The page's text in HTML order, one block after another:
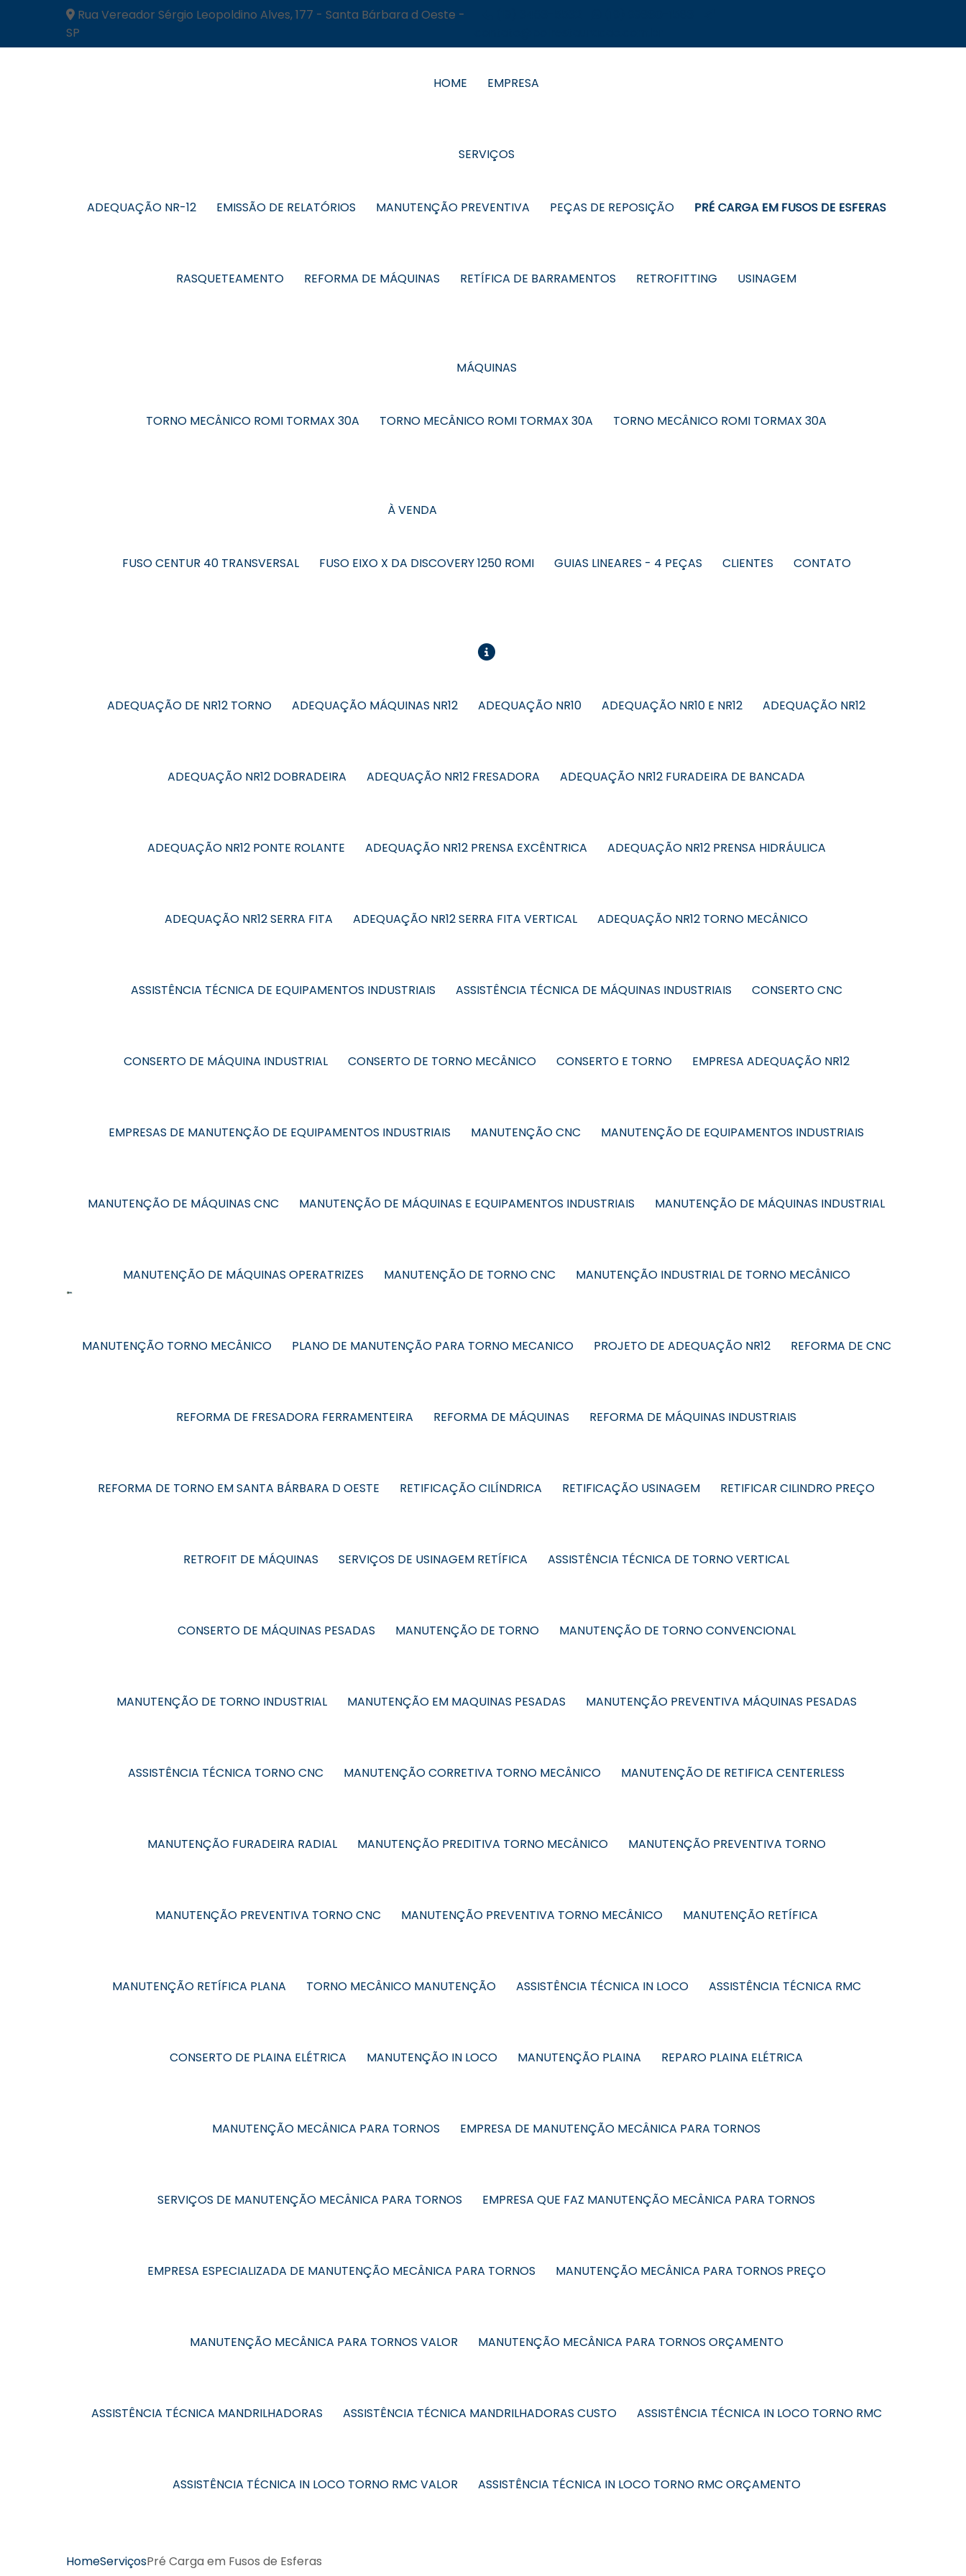
Rua Vereador Sérgio Leopoldino Alves, 177 - Santa Bárbara d Oeste -
SP
HOME EMPRESA
SERVIÇOS
ADEQUAÇÃO NR-12 EMISSÃO DE RELATÓRIOS MANUTENÇÃO PREVENTIVA PEÇAS DE REPOSIÇÃO PRÉ CARGA EM FUSOS DE ESFERAS
RASQUETEAMENTO REFORMA DE MÁQUINAS RETÍFICA DE BARRAMENTOS RETROFITTING USINAGEM
MÁQUINAS
TORNO MECÂNICO ROMI TORMAX 30A TORNO MECÂNICO ROMI TORMAX 30A TORNO MECÂNICO ROMI TORMAX 30A
À VENDA
FUSO CENTUR 40 TRANSVERSAL FUSO EIXO X DA DISCOVERY 1250 ROMI GUIAS LINEARES - 4 PEÇAS CLIENTES CONTATO
ADEQUAÇÃO DE NR12 TORNO ADEQUAÇÃO MÁQUINAS NR12 ADEQUAÇÃO NR10 ADEQUAÇÃO NR10 E NR12 ADEQUAÇÃO NR12
ADEQUAÇÃO NR12 DOBRADEIRA ADEQUAÇÃO NR12 FRESADORA ADEQUAÇÃO NR12 FURADEIRA DE BANCADA
ADEQUAÇÃO NR12 PONTE ROLANTE ADEQUAÇÃO NR12 PRENSA EXCÊNTRICA ADEQUAÇÃO NR12 PRENSA HIDRÁULICA
ADEQUAÇÃO NR12 SERRA FITA ADEQUAÇÃO NR12 SERRA FITA VERTICAL ADEQUAÇÃO NR12 TORNO MECÂNICO
ASSISTÊNCIA TÉCNICA DE EQUIPAMENTOS INDUSTRIAIS ASSISTÊNCIA TÉCNICA DE MÁQUINAS INDUSTRIAIS CONSERTO CNC
CONSERTO DE MÁQUINA INDUSTRIAL CONSERTO DE TORNO MECÂNICO CONSERTO E TORNO EMPRESA ADEQUAÇÃO NR12
EMPRESAS DE MANUTENÇÃO DE EQUIPAMENTOS INDUSTRIAIS MANUTENÇÃO CNC MANUTENÇÃO DE EQUIPAMENTOS INDUSTRIAIS
MANUTENÇÃO DE MÁQUINAS CNC MANUTENÇÃO DE MÁQUINAS E EQUIPAMENTOS INDUSTRIAIS MANUTENÇÃO DE MÁQUINAS INDUSTRIAL
MANUTENÇÃO DE MÁQUINAS OPERATRIZES MANUTENÇÃO DE TORNO CNC MANUTENÇÃO INDUSTRIAL DE TORNO MECÂNICO
MANUTENÇÃO TORNO MECÂNICO PLANO DE MANUTENÇÃO PARA TORNO MECANICO PROJETO DE ADEQUAÇÃO NR12 REFORMA DE CNC
REFORMA DE FRESADORA FERRAMENTEIRA REFORMA DE MÁQUINAS REFORMA DE MÁQUINAS INDUSTRIAIS
REFORMA DE TORNO EM SANTA BÁRBARA D OESTE RETIFICAÇÃO CILÍNDRICA RETIFICAÇÃO USINAGEM RETIFICAR CILINDRO PREÇO
RETROFIT DE MÁQUINAS SERVIÇOS DE USINAGEM RETÍFICA ASSISTÊNCIA TÉCNICA DE TORNO VERTICAL
CONSERTO DE MÁQUINAS PESADAS MANUTENÇÃO DE TORNO MANUTENÇÃO DE TORNO CONVENCIONAL
MANUTENÇÃO DE TORNO INDUSTRIAL MANUTENÇÃO EM MAQUINAS PESADAS MANUTENÇÃO PREVENTIVA MÁQUINAS PESADAS
ASSISTÊNCIA TÉCNICA TORNO CNC MANUTENÇÃO CORRETIVA TORNO MECÂNICO MANUTENÇÃO DE RETIFICA CENTERLESS
MANUTENÇÃO FURADEIRA RADIAL MANUTENÇÃO PREDITIVA TORNO MECÂNICO MANUTENÇÃO PREVENTIVA TORNO
MANUTENÇÃO PREVENTIVA TORNO CNC MANUTENÇÃO PREVENTIVA TORNO MECÂNICO MANUTENÇÃO RETÍFICA
MANUTENÇÃO RETÍFICA PLANA TORNO MECÂNICO MANUTENÇÃO ASSISTÊNCIA TÉCNICA IN LOCO ASSISTÊNCIA TÉCNICA RMC
CONSERTO DE PLAINA ELÉTRICA MANUTENÇÃO IN LOCO MANUTENÇÃO PLAINA REPARO PLAINA ELÉTRICA
MANUTENÇÃO MECÂNICA PARA TORNOS EMPRESA DE MANUTENÇÃO MECÂNICA PARA TORNOS
SERVIÇOS DE MANUTENÇÃO MECÂNICA PARA TORNOS EMPRESA QUE FAZ MANUTENÇÃO MECÂNICA PARA TORNOS
EMPRESA ESPECIALIZADA DE MANUTENÇÃO MECÂNICA PARA TORNOS MANUTENÇÃO MECÂNICA PARA TORNOS PREÇO
MANUTENÇÃO MECÂNICA PARA TORNOS VALOR MANUTENÇÃO MECÂNICA PARA TORNOS ORÇAMENTO
ASSISTÊNCIA TÉCNICA MANDRILHADORAS ASSISTÊNCIA TÉCNICA MANDRILHADORAS CUSTO ASSISTÊNCIA TÉCNICA IN LOCO TORNO RMC
ASSISTÊNCIA TÉCNICA IN LOCO TORNO RMC VALOR ASSISTÊNCIA TÉCNICA IN LOCO TORNO RMC ORÇAMENTO
HomeServiçosPré Carga em Fusos de Esferas